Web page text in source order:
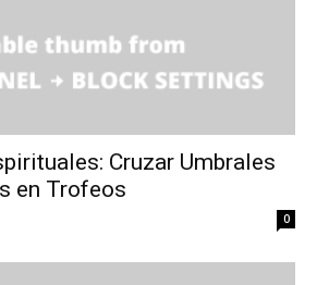
Cruzar Umbrales
en Trofeos
0